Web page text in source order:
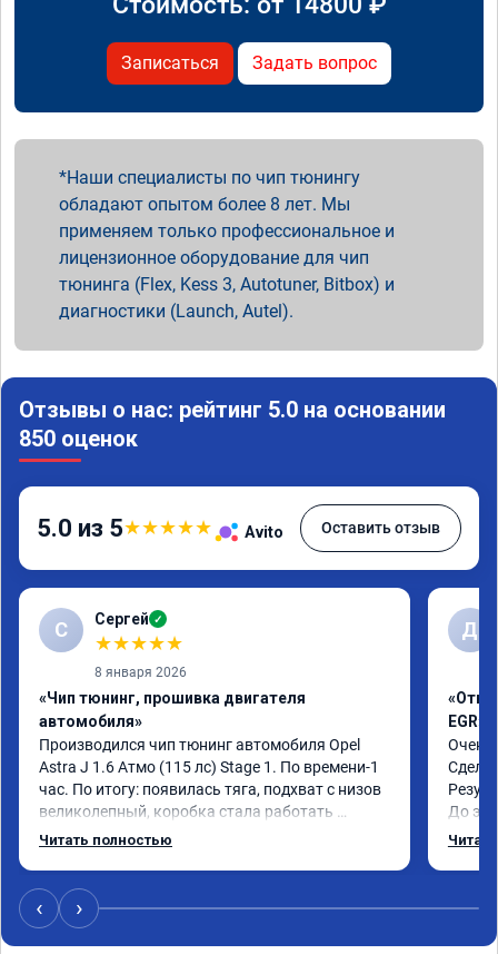
Записаться Задать вопрос
Наши специалисты по чип тюнингу
обладают опытом более 8 лет. Мы
применяем только профессиональное и
лицензионное оборудование для чип
тюнинга (Flex, Kess 3, Autotuner, Bitbox) и
диагностики (Launch, Autel).
Отзывы о нас: рейтинг 5.0 на основании
850 оценок
5.0 из 5★★★★★ Avito Оставить отзыв
С Сергей ✓
★★★★★
8 января 2026
«Чип тюнинг, прошивка двигателя
автомобиля»
Производился чип тюнинг автомобиля Opel
Astra J 1.6 Атмо (115 лс) Stage 1. По времени-1
час. По итогу: появилась тяга, подхват с низов
великолепный, коробка стала работать
плавнее. На трассе быстрее скидывает
Рекомендую компанию!
Номер сертификата: А011870 от 06.01.2026
Читать полностью
Д
EGR»
Очень
До
‹ ›